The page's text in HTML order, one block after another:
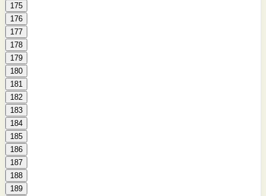
175
176
177
178
179
180
181
182
183
184
185
186
187
188
189